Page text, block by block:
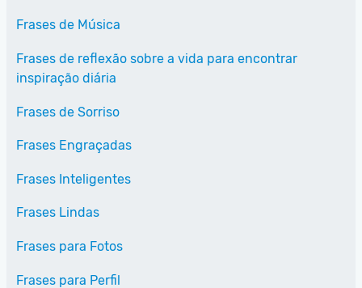
Frases de Música
Frases de reflexão sobre a vida para encontrar
inspiração diária
Frases de Sorriso
Frases Engraçadas
Frases Inteligentes
Frases Lindas
Frases para Fotos
Frases para Perfil